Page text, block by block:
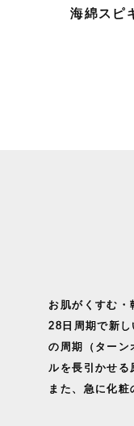
海綿スピ
お肌がくすむ・
28日周期で新
の周期（ターン
ルを長引かせる
また、急に化